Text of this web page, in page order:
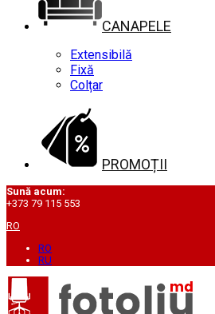
CANAPELE
Extensibilă
Fixă
Colțar
PROMOȚII
Sună acum:
+373 79 115 553
RO
RO
RU